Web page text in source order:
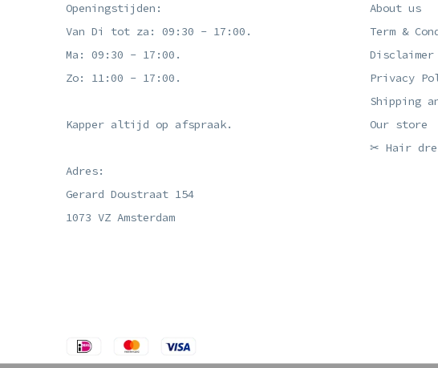
Openingstijden:
Van Di tot za: 09:30 - 17:00.
Ma: 09:30 - 17:00.
Zo: 11:00 - 17:00.
Kapper altijd op afspraak.
Adres:
Gerard Doustraat 154
1073 VZ Amsterdam
About us
Term &
Disclaimer
Privacy
Shipping
Our store
✂ Hair